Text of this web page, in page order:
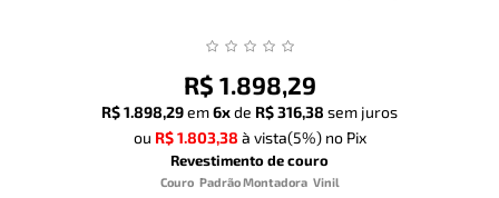
R$ 1.898,29
R$ 1.898,29em6xde R$ 316,38 sem juros
ou R$ 1.803,38 à vista(5%)no Pix
Revestimento de couro
Couro Padrão Montadora Vinil